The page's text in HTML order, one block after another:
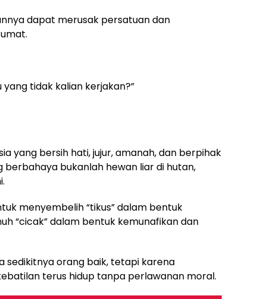
dapat merusak persatuan dan
tidak kalian kerjakan?”
yang bersih hati, jujur, amanah, dan berpihak
bukanlah hewan liar di hutan,
menyembelih “tikus” dalam bentuk
“cicak” dalam bentuk kemunafikan dan
sedikitnya orang baik, tetapi karena
terus hidup tanpa perlawanan moral.